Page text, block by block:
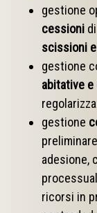
gestione
cessioni
scissioni
gestione
abitative
gestione
adesione,
ricorsi in